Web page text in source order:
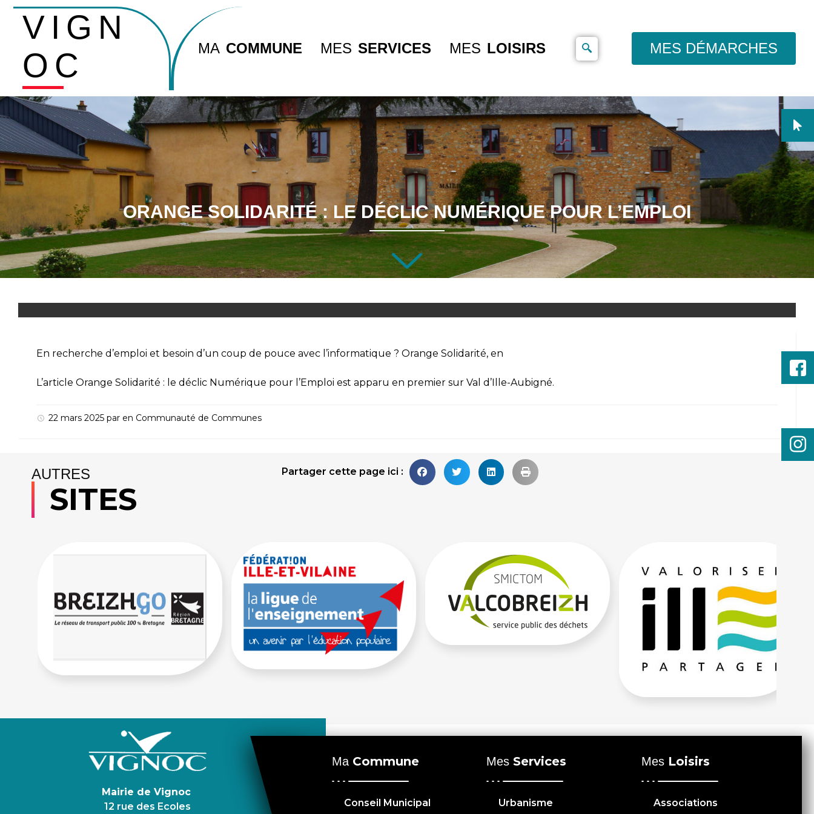
VIGN
OC
MA COMMUNE MES SERVICES MES LOISIRS MES DÉMARCHES
ORANGE SOLIDARITÉ : LE DÉCLIC NUMÉRIQUE POUR L’EMPLOI
En recherche d’emploi et besoin d’un coup de pouce avec l’informatique ? Orange Solidarité, en
L’article Orange Solidarité : le déclic Numérique pour l’Emploi est apparu en premier sur Val d’Ille-Aubigné.
22 mars 2025 par en Communauté de Communes
Partager cette page ici :
AUTRES
SITES
Mairie de Vignoc
12 rue des Ecoles
Ma Commune
Conseil Municipal
MesServices
Urbanisme
Mes Loisirs
Associations